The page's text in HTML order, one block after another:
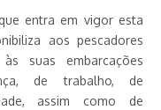
entra em vigor esta
aos pescadores
suas embarcações
de trabalho, de
assim como de